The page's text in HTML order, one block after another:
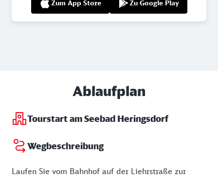
Zum App Store Zu Google Play
Ablaufplan
Tourstart am Seebad Heringsdorf
Wegbeschreibung
Laufen Sie vom Bahnhof auf der Liehrstraße zur